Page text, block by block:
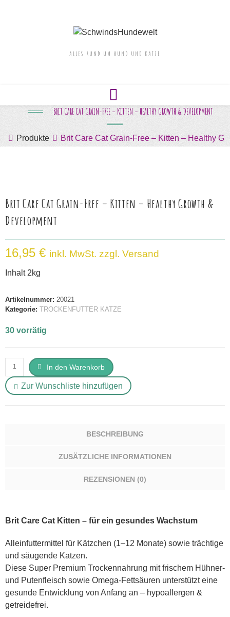
ALLES RUND UM HUND UND KATZE
BRIT CARE CAT GRAIN-FREE – KITTEN – HEALTHY GROWTH & DEVELOPMENT
Produkte Brit Care Cat Grain-Free – Kitten – Healthy
Brit Care Cat Grain-Free – Kitten – Healthy Growth &
Development
16,95 € inkl. MwSt. zzgl. Versand
Inhalt 2kg
Artikelnummer: 20021
Kategorie: TROCKENFUTTER KATZE
30 vorrätig
Brit
Care
Cat
In den Warenkorb
Zur Wunschliste hinzufügen
BESCHREIBUNG
ZUSÄTZLICHE INFORMATIONEN
REZENSIONEN (0)
Brit Care Cat Kitten – für ein gesundes Wachstum
Alleinfuttermittel für Kätzchen (1–12 Monate) sowie trächtige
und säugende Katzen.
Diese Super Premium Trockennahrung mit frischem Hühner-
und Putenfleisch sowie Omega-Fettsäuren unterstützt eine
gesunde Entwicklung von Anfang an – hypoallergen &
getreidefrei.